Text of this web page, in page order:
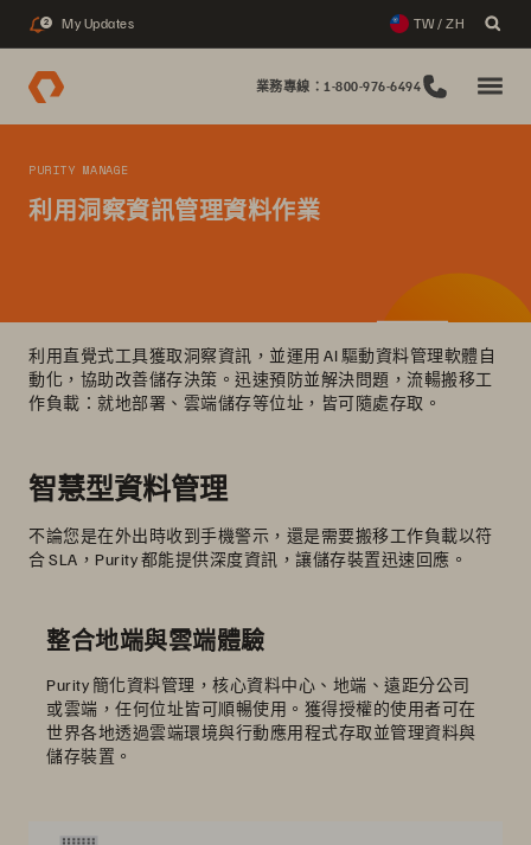
2 My Updates TW / ZH
業務專線：1-800-976-6494
PURITY MANAGE
利用洞察資訊管理資料作業
利用直覺式工具獲取洞察資訊，並運用 AI 驅動資料管理軟體自
動化，協助改善儲存決策。迅速預防並解決問題，流輰搬移工
作負載：就地部署、雲端儲存等位址，皆可隨處存取。
智慧型資料管理
不論您是在外出時收到手機警示，還是需要搬移工作負載以符
合 SLA，Purity 都能提供深度資訊，讓儲存裝置迅速回應。
整合地端與雲端體驗
Purity 簡化資料管理，核心資料中心、地端、遠距分公司
或雲端，任何位址皆可順暢使用。獲得授權的使用者可在
世界各地透過雲端環境與行動應用程式存取並管理資料與
儲存裝置。